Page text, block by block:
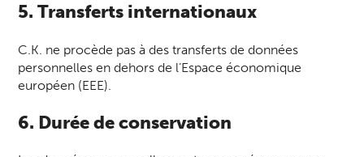
5. Transferts internationaux
C.K. ne procède pas à des transferts de données
personnelles en dehors de l’Espace économique
européen (EEE).
6. Durée de conservation